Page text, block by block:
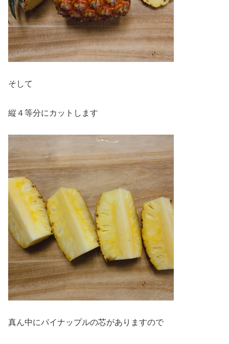
そして
縦４等分にカットします
真ん中にパイナップルの芯がありますので